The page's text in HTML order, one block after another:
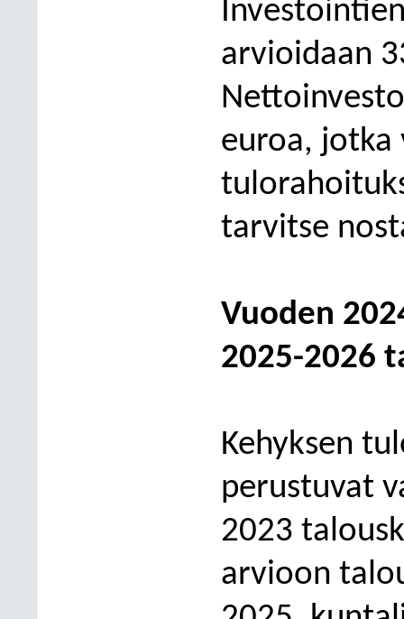
arvioidaan
euroa, jotka
tarvitse
Vuoden
2025-2026
Kehyksen
perustuvat
2023 talo
arvioon